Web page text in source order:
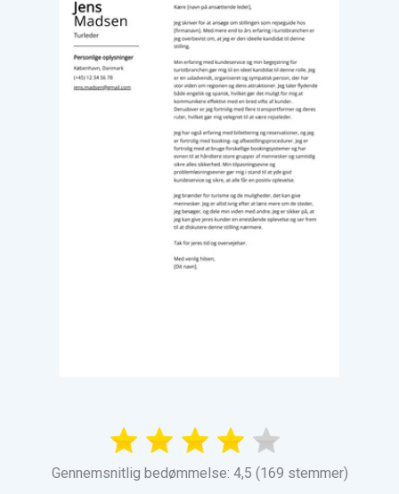
Gennemsnitlig bedømmelse: 4,5 (169 stemmer)